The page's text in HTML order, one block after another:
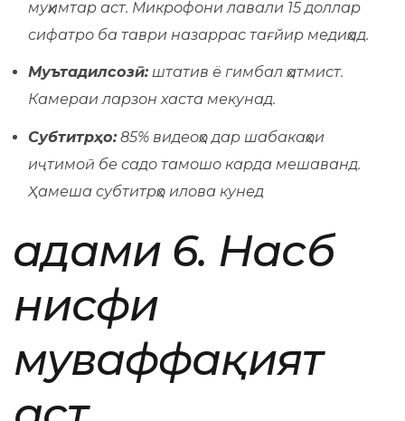
муҳимтар аст. Микрофони лавали 15 доллар
сифатро ба таври назаррас тағйир медиҳад.
Муътадилсозӣ:штатив ё гимбал ҳатмист.
Камераи ларзон хаста мекунад.
Субтитрҳо:85% видеоҳо дар шабакаҳои
иҷтимоӣ бе садо тамошо карда мешаванд.
Ҳамеша субтитрҳо илова кунед
Қадами 6. Насб
нисфи
муваффақият